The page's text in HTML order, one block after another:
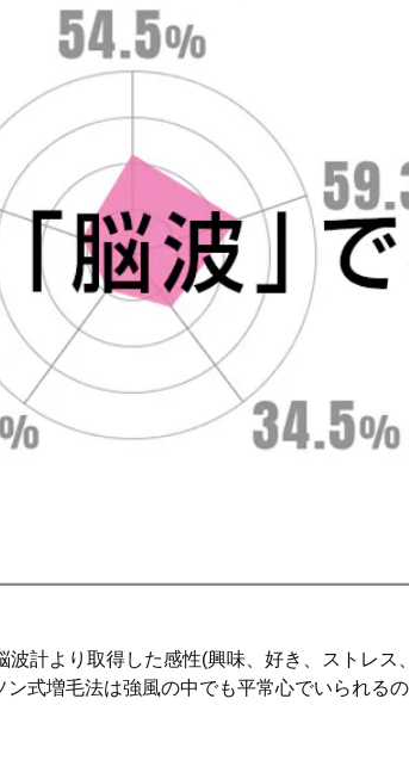
波計より取得した感性(興味、好き、ストレス
式増毛法は強風の中でも平常心でいられる